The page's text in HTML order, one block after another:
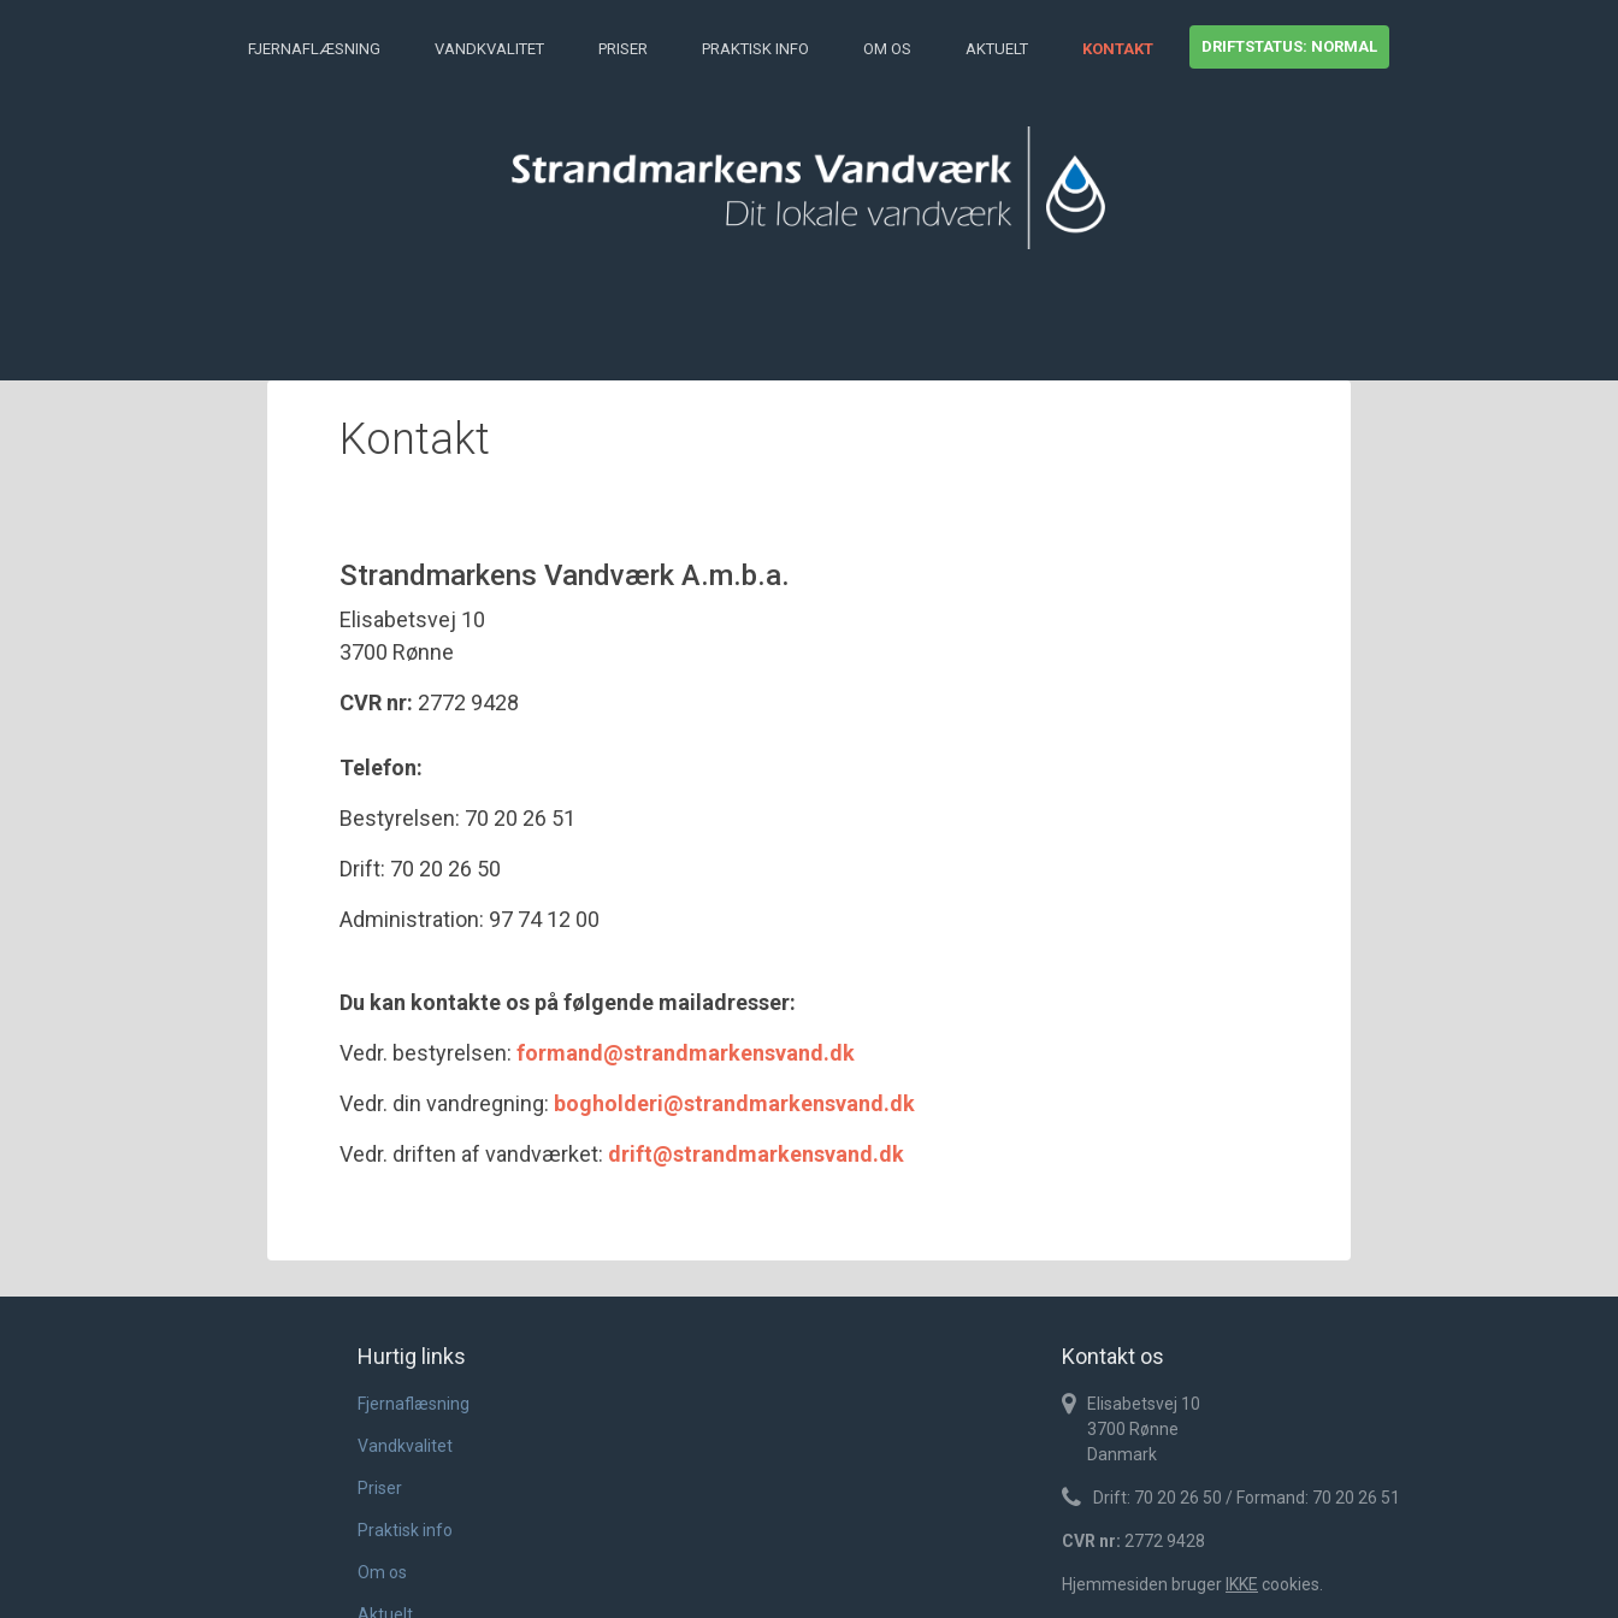
FJERNAFLÆSNING VANDKVALITET PRISER PRAKTISK INFO OM OS AKTUELT KONTAKT DRIFTSTATUS: NORMAL
Kontakt
Strandmarkens Vandværk A.m.b.a.
Elisabetsvej 10
3700 Rønne
CVR nr: 2772 9428
Telefon:
Bestyrelsen: 70 20 26 51
Drift: 70 20 26 50
Administration: 97 74 12 00
Du kan kontakte os på følgende mailadresser:
Vedr. bestyrelsen: formand@strandmarkensvand.dk
Vedr. din vandregning: bogholderi@strandmarkensvand.dk
Vedr. driften af vandværket: drift@strandmarkensvand.dk
Hurtig links
Fjernaflæsning
Vandkvalitet
Priser
Praktisk info
Om os
Kontakt os
Elisabetsvej 10
3700 Rønne
Danmark
Drift: 70 20 26 50 / Formand: 70 20 26 51
CVR nr: 2772 9428
Hjemmesiden bruger IKKE cookies.